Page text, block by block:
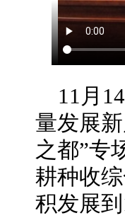
11月
量发展
之都”专
耕种收
积发展